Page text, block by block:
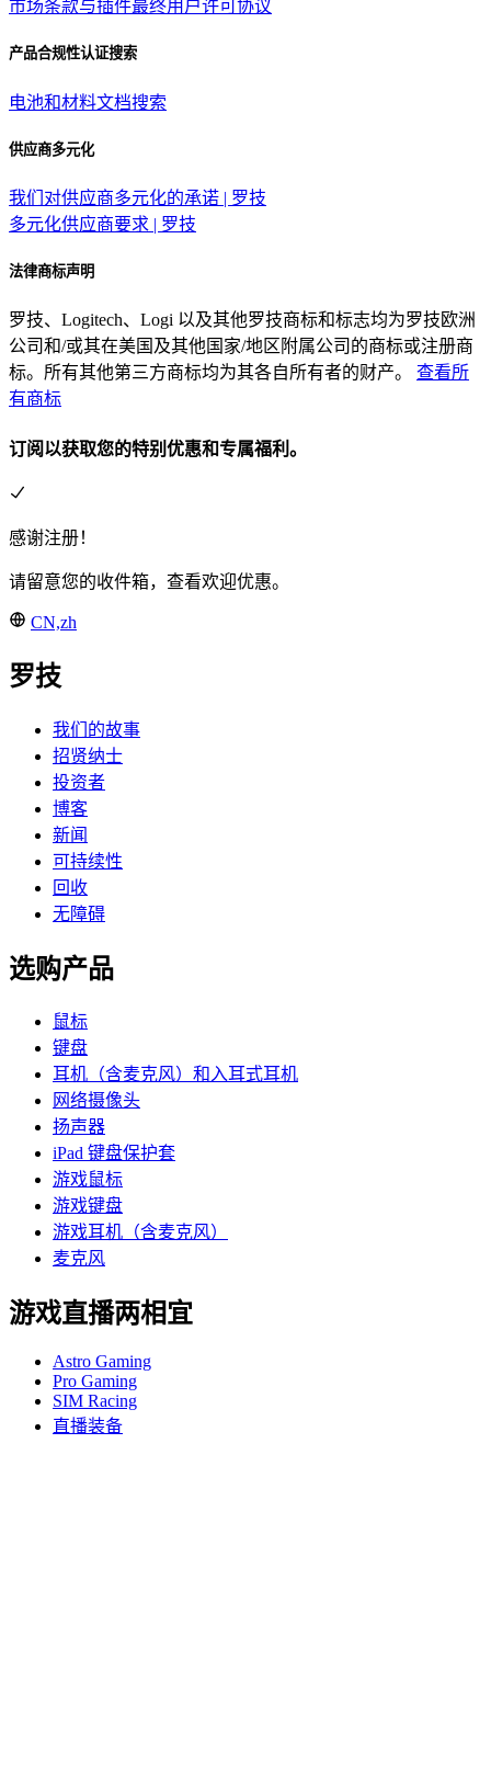
市场条款与插件最终用户许可协议
产品合规性认证搜索
电池和材料文档搜索
供应商多元化
我们对供应商多元化的承诺 | 罗技
多元化供应商要求 | 罗技
法律商标声明
罗技、Logitech、Logi 以及其他罗技商标和标志均为罗技欧洲
公司和/或其在美国及其他国家/地区附属公司的商标或注册商
标。所有其他第三方商标均为其各自所有者的财产。 查看所
有商标
订阅以获取您的特别优惠和专属福利。
感谢注册！
请留意您的收件箱，查看欢迎优惠。
CN,zh
罗技
我们的故事
招贤纳士
投资者
博客
新闻
可持续性
回收
无障碍
选购产品
鼠标
键盘
耳机（含麦克风）和入耳式耳机
网络摄像头
扬声器
iPad 键盘保护套
游戏鼠标
游戏键盘
游戏耳机（含麦克风）
麦克风
游戏直播两相宜
Astro Gaming
Pro Gaming
SIM Racing
直播装备